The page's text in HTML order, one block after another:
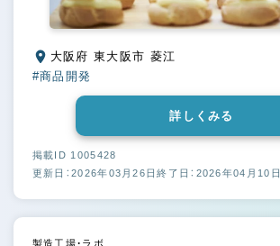
大阪府 東大阪市 菱江
#商品開発
詳しくみる
掲載ID 1005428
更新日：2026年03月26日終了日：2026年04月10日
製造工場・ラボ